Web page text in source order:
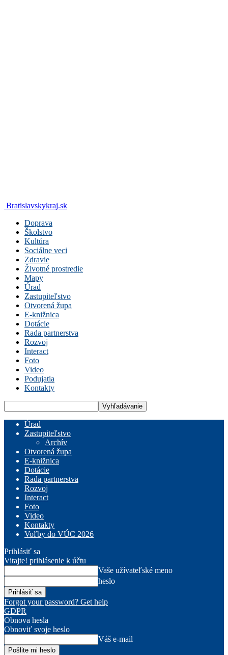
Bratislavskykraj.sk
Doprava
Školstvo
Kultúra
Sociálne veci
Zdravie
Životné prostredie
Mapy
Úrad
Zastupiteľstvo
Otvorená župa
E-knižnica
Dotácie
Rada partnerstva
Rozvoj
Interact
Foto
Video
Podujatia
Kontakty
Úrad
Zastupiteľstvo
Archív
Otvorená župa
E-knižnica
Dotácie
Rada partnerstva
Rozvoj
Interact
Foto
Video
Kontakty
Voľby do VÚC 2026
Prihlásiť sa
Vitajte! prihlásenie k účtu
Vaše užívateľské meno
heslo
Forgot your password? Get help
GDPR
Obnova hesla
Obnoviť svoje heslo
Váš e-mail